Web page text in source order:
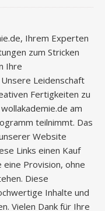
Ihrem Experten
zum Stricken
Ihre
Leidenschaft
Fertigkeiten zu
am
teilnimmt. Das
Website
Links einen Kauf
Provision, ohne
Diese
Inhalte und
Vielen Dank für Ihre